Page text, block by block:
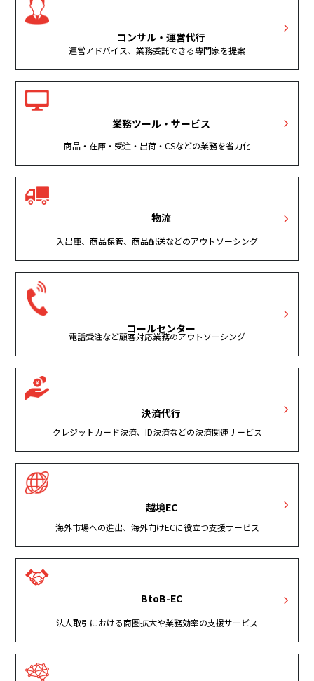
コンサル・運営代行
運営アドバイス、業務委託できる専門家を提案
業務ツール・サービス
商品・在庫・受注・出荷・CSなどの業務を省力化
物流
入出庫、商品保管、商品配送などのアウトソーシング
コールセンター
電話受注など顧客対応業務のアウトソーシング
決済代行
クレジットカード決済、ID決済などの決済関連サービス
越境EC
海外市場への進出、海外向けECに役立つ支援サービス
BtoB-EC
法人取引における商圏拡大や業務効率の支援サービス